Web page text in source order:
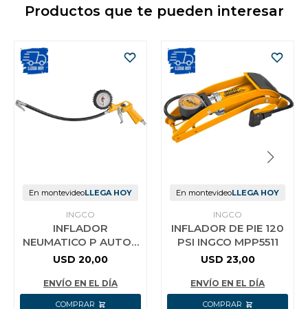
Productos que te pueden interesar
En montevideoLLEGA HOY
INGCO
INFLADOR
NEUMATICO P AUTOS
MOTOS BICICLETAS
USD 20,00
ENVÍO EN EL DÍA
En montevideoLLEGA HOY
INGCO
INFLADOR DE PIE 120
PSI INGCO MPP5511
USD 23,00
ENVÍO EN EL DÍA